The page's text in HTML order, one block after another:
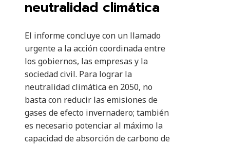
neutralidad climática
El informe concluye con un llamado
urgente a la acción coordinada entre
los gobiernos, las empresas y la
sociedad civil. Para lograr la
neutralidad climática en 2050, no
basta con reducir las emisiones de
gases de efecto invernadero; también
es necesario potenciar al máximo la
capacidad de absorción de carbono de